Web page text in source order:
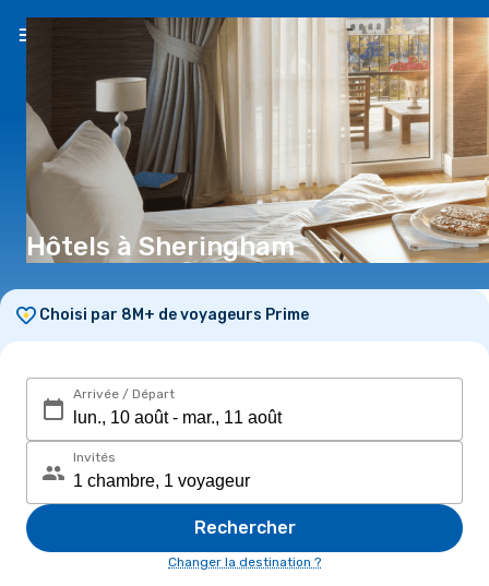
FR(€)
Hôtels à Sheringham
Choisi par 8M+ de voyageurs Prime
Arrivée / Départ
Invités
Rechercher
Changer la destination ?